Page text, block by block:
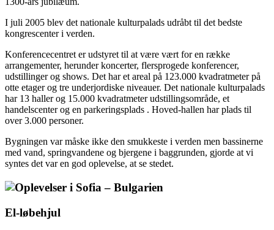
I juli 2005 blev det nationale kulturpalads udråbt til det bedste
kongrescenter i verden.
Konferencecentret er udstyret til at være vært for en række
arrangementer, herunder koncerter, flersprogede konferencer,
udstillinger og shows. Det har et areal på 123.000 kvadratmeter på
otte etager og tre underjordiske niveauer. Det nationale kulturpalads
har 13 haller og 15.000 kvadratmeter udstillingsområde, et
handelscenter og en parkeringsplads . Hoved-hallen har plads til
over 3.000 personer.
Bygningen var måske ikke den smukkeste i verden men bassinerne
med vand, springvandene og bjergene i baggrunden, gjorde at vi
syntes det var en god oplevelse, at se stedet.
El-løbehjul